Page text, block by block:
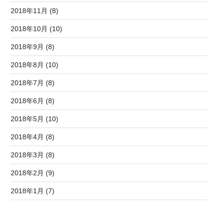
2018年11月 (8)
2018年10月 (10)
2018年9月 (8)
2018年8月 (10)
2018年7月 (8)
2018年6月 (8)
2018年5月 (10)
2018年4月 (8)
2018年3月 (8)
2018年2月 (9)
2018年1月 (7)